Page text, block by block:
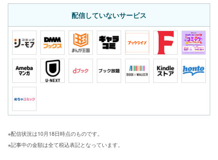
配信していないサービス
※配信状況は10月18日時点のものです。
※記事中の金額は全て税込表記となっています。